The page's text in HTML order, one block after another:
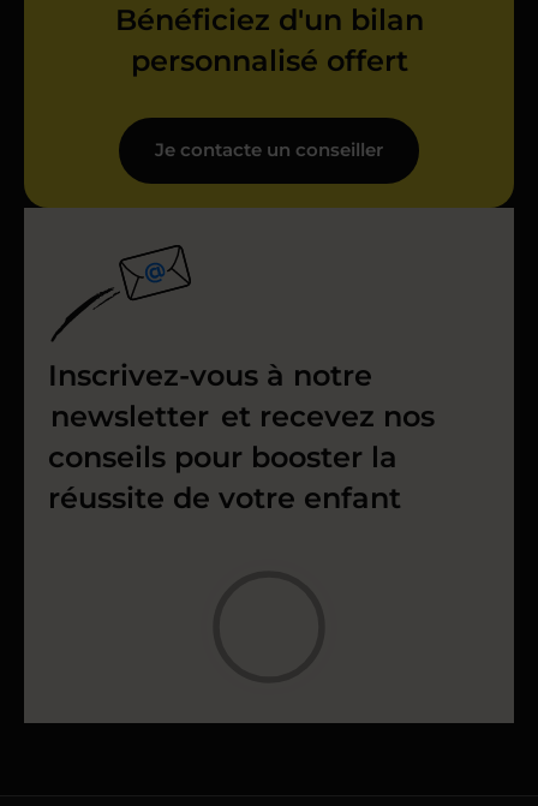
Bénéficiez d'un bilan
personnalisé offert
Je contacte un conseiller
Inscrivez-vous à notre
newsletter et recevez nos
conseils pour booster la
réussite de votre enfant